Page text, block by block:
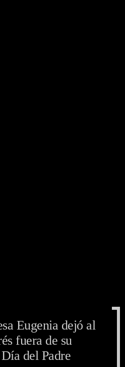
Eugenia dejó al
fuera de su
del Padre